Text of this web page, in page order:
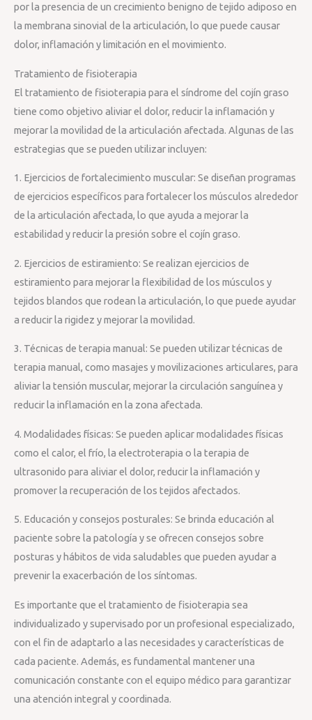
por la presencia de un crecimiento benigno de tejido adiposo en
la membrana sinovial de la articulación, lo que puede causar
dolor, inflamación y limitación en el movimiento.
Tratamiento de fisioterapia
El tratamiento de fisioterapia para el síndrome del cojín graso
tiene como objetivo aliviar el dolor, reducir la inflamación y
mejorar la movilidad de la articulación afectada. Algunas de las
estrategias que se pueden utilizar incluyen:
1. Ejercicios de fortalecimiento muscular: Se diseñan programas
de ejercicios específicos para fortalecer los músculos alrededor
de la articulación afectada, lo que ayuda a mejorar la
estabilidad y reducir la presión sobre el cojín graso.
2. Ejercicios de estiramiento: Se realizan ejercicios de
estiramiento para mejorar la flexibilidad de los músculos y
tejidos blandos que rodean la articulación, lo que puede ayudar
a reducir la rigidez y mejorar la movilidad.
3. Técnicas de terapia manual: Se pueden utilizar técnicas de
terapia manual, como masajes y movilizaciones articulares, para
aliviar la tensión muscular, mejorar la circulación sanguínea y
reducir la inflamación en la zona afectada.
4. Modalidades físicas: Se pueden aplicar modalidades físicas
como el calor, el frío, la electroterapia o la terapia de
ultrasonido para aliviar el dolor, reducir la inflamación y
promover la recuperación de los tejidos afectados.
5. Educación y consejos posturales: Se brinda educación al
paciente sobre la patología y se ofrecen consejos sobre
posturas y hábitos de vida saludables que pueden ayudar a
prevenir la exacerbación de los síntomas.
Es importante que el tratamiento de fisioterapia sea
individualizado y supervisado por un profesional especializado,
con el fin de adaptarlo a las necesidades y características de
cada paciente. Además, es fundamental mantener una
comunicación constante con el equipo médico para garantizar
una atención integral y coordinada.